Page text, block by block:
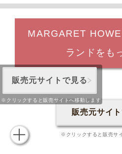
MARGARET
ランドをも
販売元サイ
※クリックすると販売サ
販売元サイトで見る
※クリックすると販売サイトへ移動します